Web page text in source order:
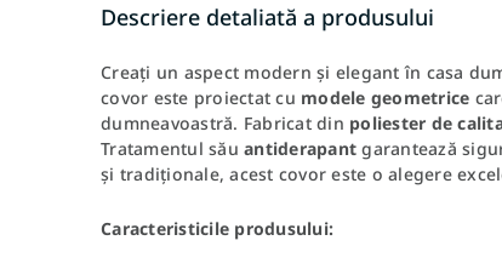
Descriere detaliată a produsului
Creați un aspect modern și elegant în casa
covor este proiectat cu modele geometrice
dumneavoastră. Fabricat din poliester de
Tratamentul său antiderapant garantează
și tradiționale, acest covor este o alegere
Caracteristicile produsului: